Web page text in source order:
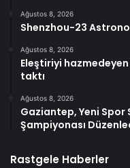
Ağustos 8, 2026
Shenzhou-23
Ağustos 8, 2026
Eleştiriyi
taktı
Ağustos 8, 2026
Gaziantep, Yeni Spor
Şampiyonası
Rastgele Haberler